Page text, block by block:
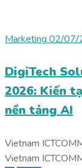
Marketing 02/07/
DigiTech
2026: Kiến
nền tảng AI
Vietnam
Vietnam